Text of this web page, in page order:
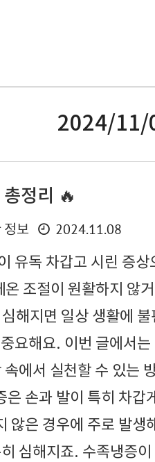
2024/11/
정리 🔥
정보
2024.11.08
유독 차갑고 시린 증
조절이 원활하지 않
해지면 일상 생활에
요해요. 이번 글에서
속에서 실천할 수 있는
은 손과 발이 특히 차갑
않은 경우에 주로 발
심해지죠. 수족냉증